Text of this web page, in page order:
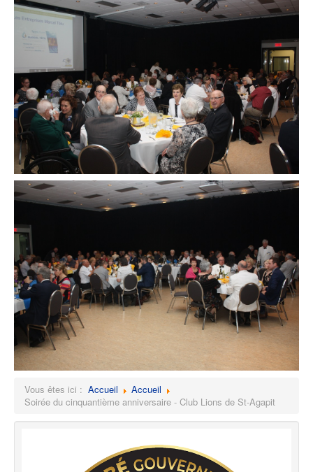
Vous êtes ici : Accueil
Accueil
Soirée du cinquantième anniversaire - Club Lions de St-Agapit